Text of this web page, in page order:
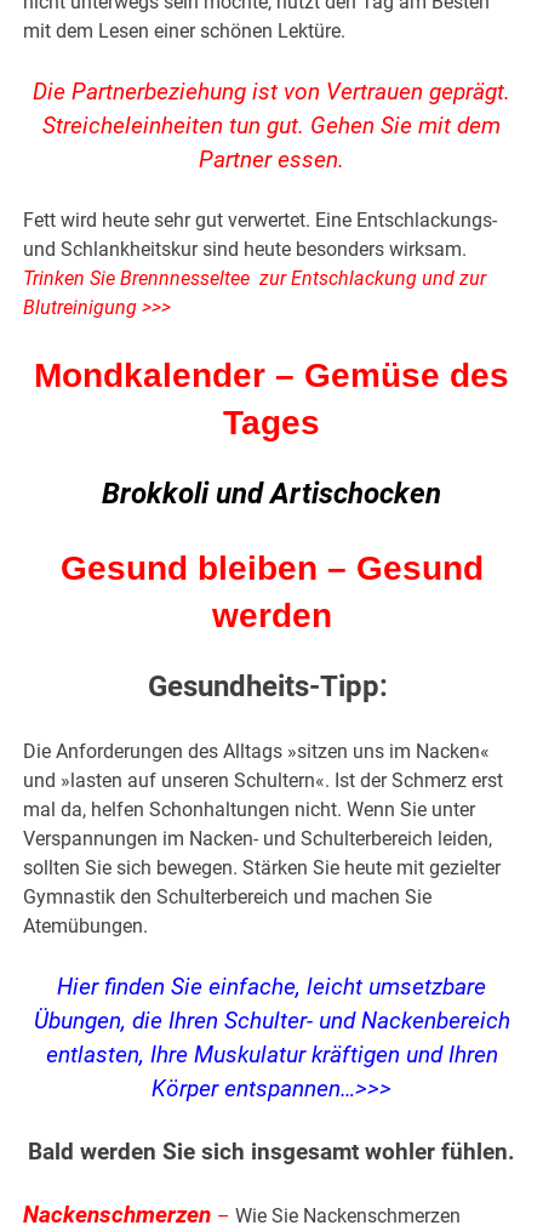
mit dem Lesen einer schönen Lektüre.
Die Partnerbeziehung ist von Vertrauen geprägt.
Streicheleinheiten tun gut. Gehen Sie mit dem
Partner essen.
Fett wird heute sehr gut verwertet. Eine Entschlackungs-
und Schlankheitskur sind heute besonders wirksam.
Trinken Sie Brennnesseltee zur Entschlackung und zur
Blutreinigung >>>
Mondkalender – Gemüse des
Tages
Brokkoli und Artischocken
Gesund bleiben – Gesund
werden
Gesundheits-Tipp:
Die Anforderungen des Alltags »sitzen uns im Nacken«
und »lasten auf unseren Schultern«. Ist der Schmerz erst
mal da, helfen Schonhaltungen nicht. Wenn Sie unter
Verspannungen im Nacken- und Schulterbereich leiden,
sollten Sie sich bewegen. Stärken Sie heute mit gezielter
Gymnastik den Schulterbereich und machen Sie
Atemübungen.
Hier finden Sie einfache, leicht umsetzbare
Übungen, die Ihren Schulter- und Nackenbereich
entlasten, Ihre Muskulatur kräftigen und Ihren
Körper entspannen…>>>
Bald werden Sie sich insgesamt wohler fühlen.
Nackenschmerzen – Wie Sie Nackenschmerzen